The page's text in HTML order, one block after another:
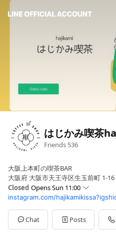
はじかみ喫茶
Friends 536
大阪上本町の喫茶BAR
大阪府 大阪市天王寺区生玉前町 1-
Closed Opens Sun 11:00
Sun11:00 - 19:00
Mon11:00 - 19:00
TueClosed
Wed11:00 - 19:00
instagram.com/
Chat Posts